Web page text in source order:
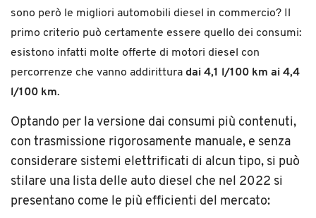
sono però le migliori automobili diesel in commercio? Il
primo criterio può certamente essere quello dei consumi:
esistono infatti molte offerte di motori diesel con
percorrenze che vanno addirittura dai 4,1 l/100 km ai 4,4
l/100 km.
Optando per la versione dai consumi più contenuti,
con trasmissione rigorosamente manuale, e senza
considerare sistemi elettrificati di alcun tipo, si può
stilare una lista delle auto diesel che nel 2022 si
presentano come le più efficienti del mercato: